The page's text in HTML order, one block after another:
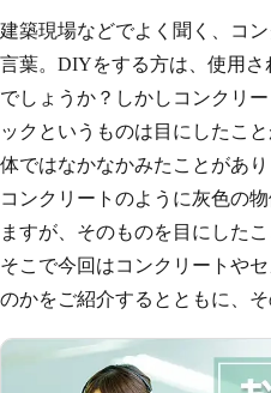
建築現場などでよく聞く、コ
言葉。DIYをする方は、使用
でしょうか？しかしコンクリ
ックというものは目にしたこ
体ではなかなかみたことがあ
コンクリートのように灰色の
ますが、そのものを目にしたこ
そこで今回はコンクリートや
のかをご紹介するとともに、そ